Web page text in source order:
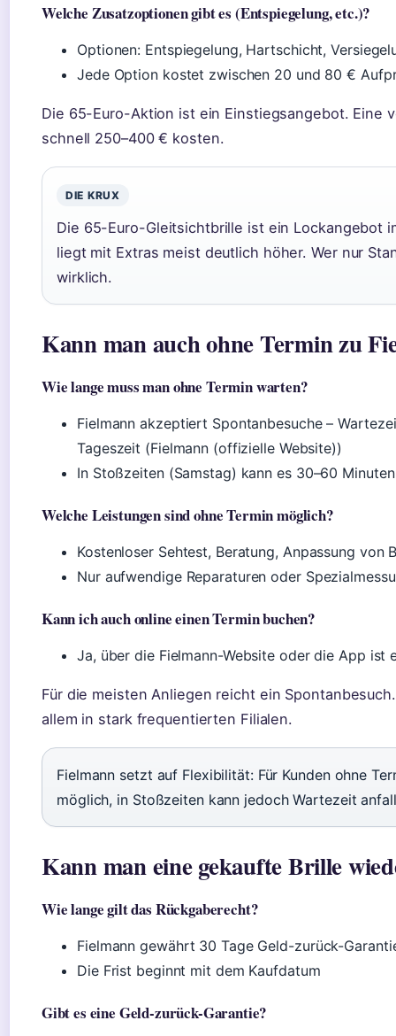
Welche Zusatzoptionen gibt es (Entspiegelung, etc.)?
Optionen: Entspiegelung, Hartschicht,
Jede Option kostet zwischen 20 und 80 €
Die 65-Euro-Aktion ist ein Einstiegsangebot. Eine
schnell 250–400 € kosten.
DIE KRUX
Die 65-Euro-Gleitsichtbrille ist ein Lockangebot
liegt mit Extras meist deutlich höher. Wer nur
wirklich.
Kann man auch ohne Termin zu
Wie lange muss man ohne Termin warten?
Fielmann akzeptiert Spontanbesuche –
Tageszeit (Fielmann (offizielle Website))
In Stoßzeiten (Samstag) kann es 30–60
Welche Leistungen sind ohne Termin möglich?
Kostenloser Sehtest, Beratung, Anpassung von
Nur aufwendige Reparaturen oder
Kann ich auch online einen Termin buchen?
Ja, über die Fielmann-Website oder die App ist
Für die meisten Anliegen reicht ein
allem in stark frequentierten Filialen.
Fielmann setzt auf Flexibilität: Für Kunden ohne
möglich, in Stoßzeiten kann jedoch Wartezeit
Kann man eine gekaufte Brille
Wie lange gilt das Rückgaberecht?
Fielmann gewährt 30 Tage Geld-zurück-
Die Frist beginnt mit dem Kaufdatum
Gibt es eine Geld-zurück-Garantie?